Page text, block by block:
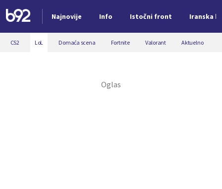
Najnovije Info Istočni front Iranska
Nova vest
CS2 LoL Domaća scena Fortnite Valorant Aktuelno